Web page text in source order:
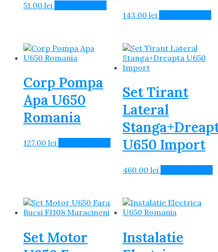
51.00 lei
143.00 lei
Corp Pompa
Apa U650
Romania
127.00 lei
Set Tirant
Lateral
U650 Import
460.00 lei
Set Motor
Instalatie